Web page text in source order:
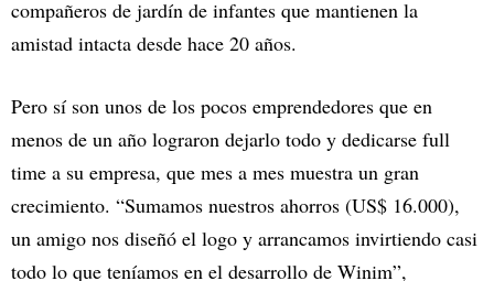
compañeros de jardín de infantes que mantienen la
amistad intacta desde hace 20 años.
Pero sí son unos de los pocos emprendedores que en
menos de un año lograron dejarlo todo y dedicarse full
time a su empresa, que mes a mes muestra un gran
crecimiento. “Sumamos nuestros ahorros (US$ 16.000),
un amigo nos diseñó el logo y arrancamos invirtiendo casi
todo lo que teníamos en el desarrollo de Winim”,